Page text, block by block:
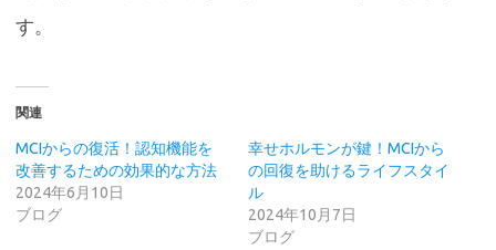
す。
関連
MCIからの復活！認知機能を
改善するための効果的な方法
2024年6月10日
ブログ
幸せホルモンが鍵！MCIから
の回復を助けるライフスタイ
ル
2024年10月7日
ブログ